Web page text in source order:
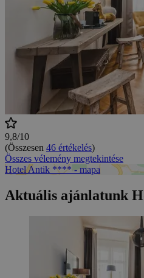
9,8/10
(Összesen 46 értékelés)
Összes vélemény megtekintése
Hotel Antik **** - mapa
Aktuális ajánlatunk